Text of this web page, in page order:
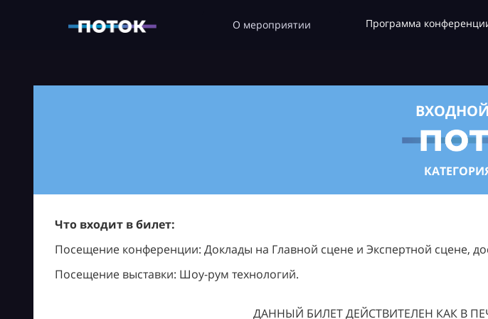
О мероприятии Программа
Что входит в билет:
Посещение конференции: Доклады на Главной сцене и Экспертной сцене,
Посещение выставки: Шоу-рум технологий.
ДАННЫЙ БИЛЕТ ДЕЙСТВИТЕЛЕН КАК В